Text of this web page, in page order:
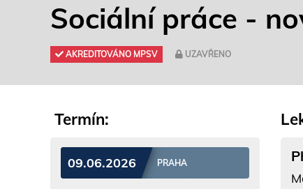
Sociální práce -
AKREDITOVÁNO MPSV UZAVŘENO
Termín:
09.06.2026 PRAHA